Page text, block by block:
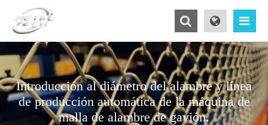
Introducción al diámetro del alambre y línea
de producción automática de la máquina de
malla de alambre de gavión.